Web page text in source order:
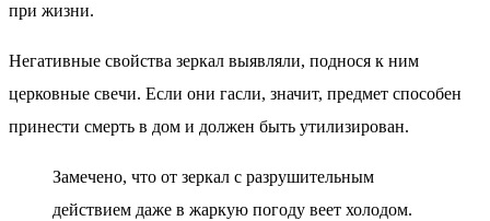
при жизни.
Негативные свойства зеркал выявляли, поднося к ним
церковные свечи. Если они гасли, значит, предмет способен
принести смерть в дом и должен быть утилизирован.
Замечено, что от зеркал с разрушительным
действием даже в жаркую погоду веет холодом.